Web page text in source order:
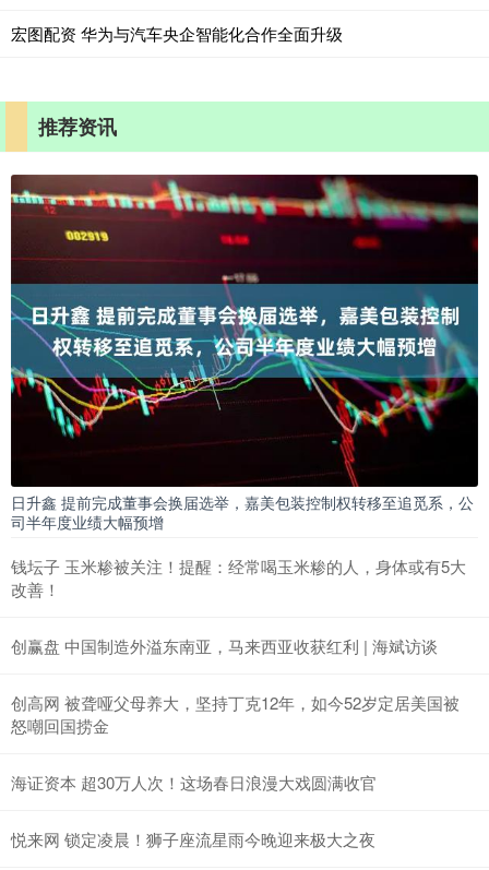
宏图配资 华为与汽车央企智能化合作全面升级
推荐资讯
日升鑫 提前完成董事会换届选举，嘉美包装控制权转移至追觅系，公
司半年度业绩大幅预增
钱坛子 玉米糁被关注！提醒：经常喝玉米糁的人，身体或有5大
改善！
创赢盘 中国制造外溢东南亚，马来西亚收获红利 | 海斌访谈
创高网 被聋哑父母养大，坚持丁克12年，如今52岁定居美国被
怒嘲回国捞金
海证资本 超30万人次！这场春日浪漫大戏圆满收官
悦来网 锁定凌晨！狮子座流星雨今晚迎来极大之夜